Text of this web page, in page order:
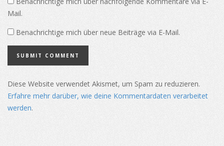
Mail.
Benachrichtige mich über neue Beiträge via E-Mail.
Diese Website verwendet Akismet, um Spam zu reduzieren.
Erfahre mehr darüber, wie deine Kommentardaten verarbeitet
werden.